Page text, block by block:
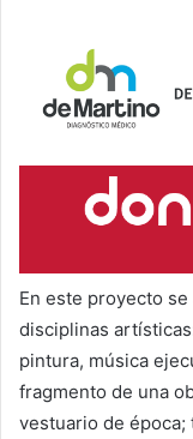
En este proyecto
disciplinas
pintura, música
fragmento de una
vestuario de época;